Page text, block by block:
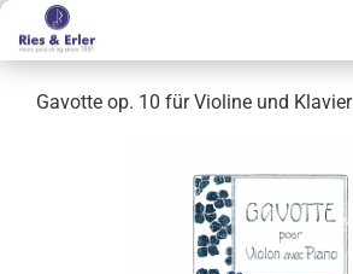
Gavotte op. 10 für Violine und Klavier